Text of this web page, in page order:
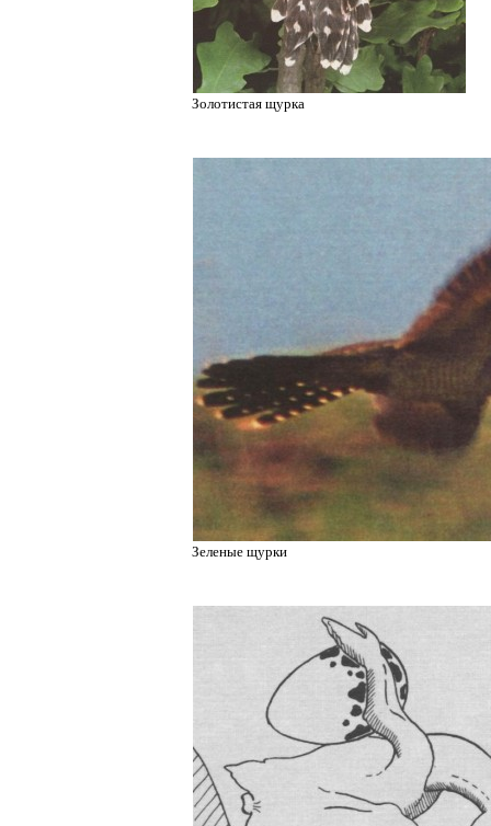
Золотистая щурка
Зеленые щурки